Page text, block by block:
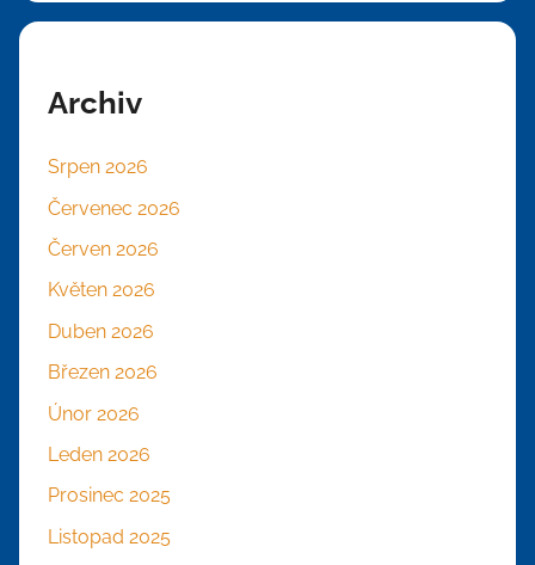
Archiv
Srpen 2026
Červenec 2026
Červen 2026
Květen 2026
Duben 2026
Březen 2026
Únor 2026
Leden 2026
Prosinec 2025
Listopad 2025